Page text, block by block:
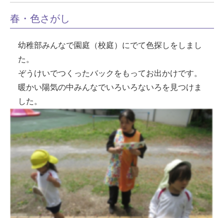
春・色さがし
幼稚部みんなで園庭（校庭）にでて色探しをしまし
た。
ぞうけいでつくったバックをもってお出かけです。
暖かい陽気の中みんなでいろいろないろを見つけま
した。